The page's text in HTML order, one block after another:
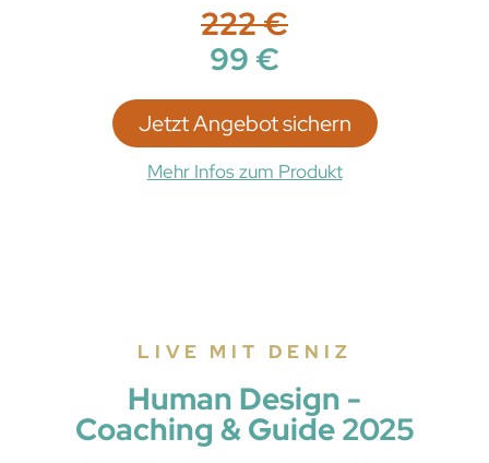
222 €
99 €
Jetzt Angebot sichern
Mehr Infos zum Produkt
LIVE MIT DENIZ
Human Design -
Coaching & Guide 2025